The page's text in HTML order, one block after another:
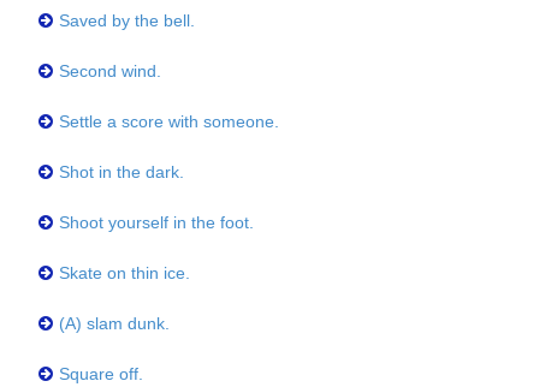
Saved by the bell.
Second wind.
Settle a score with someone.
Shot in the dark.
Shoot yourself in the foot.
Skate on thin ice.
(A) slam dunk.
Square off.